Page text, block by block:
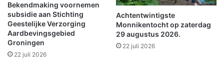
(
v
i
d
e
o
Bekendmaking voornemen
subsidie aan Stichting
Geestelijke Verzorging
Aardbevingsgebied
Groningen
22 juli 2026
Achtentwintigste
Monnikentocht op zaterdag
29 augustus 2026.
22 juli 2026